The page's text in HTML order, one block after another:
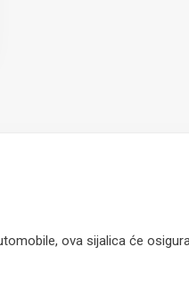
ova sijalica će